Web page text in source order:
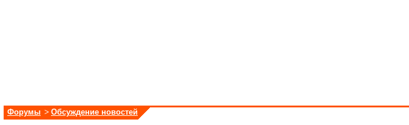
Форумы > Обсуждение новостей